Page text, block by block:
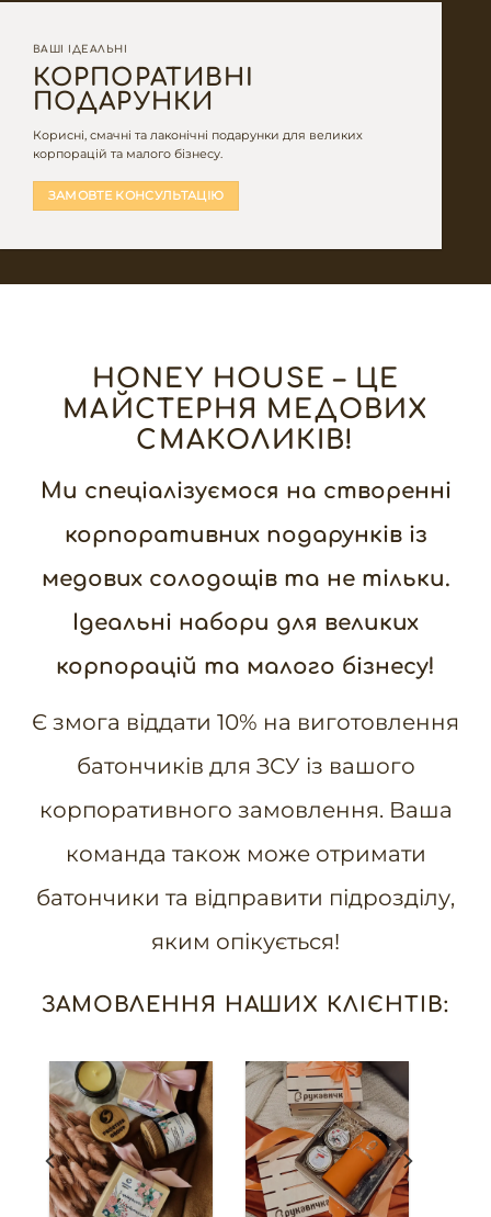
ВАШІ ІДЕАЛЬНІ
КОРПОРАТИВНІ
ПОДАРУНКИ
Корисні, смачні та лаконічні подарунки для великих
корпорацій та малого бізнесу.
ЗАМОВТЕ КОНСУЛЬТАЦІЮ
HONEY HOUSE – ЦЕ
МАЙСТЕРНЯ МЕДОВИХ
СМАКОЛИКІВ!
Ми спеціалізуємося на створенні
корпоративних подарунків із
медових солодощів та не тільки.
Ідеальні набори для великих
корпорацій та малого бізнесу!
Є змога віддати 10% на виготовлення
батончиків для ЗСУіз вашого
корпоративного замовлення. Ваша
команда також може отримати
батончики та відправити підрозділу,
яким опікується!
ЗАМОВЛЕННЯ НАШИХ КЛІЄНТІВ: